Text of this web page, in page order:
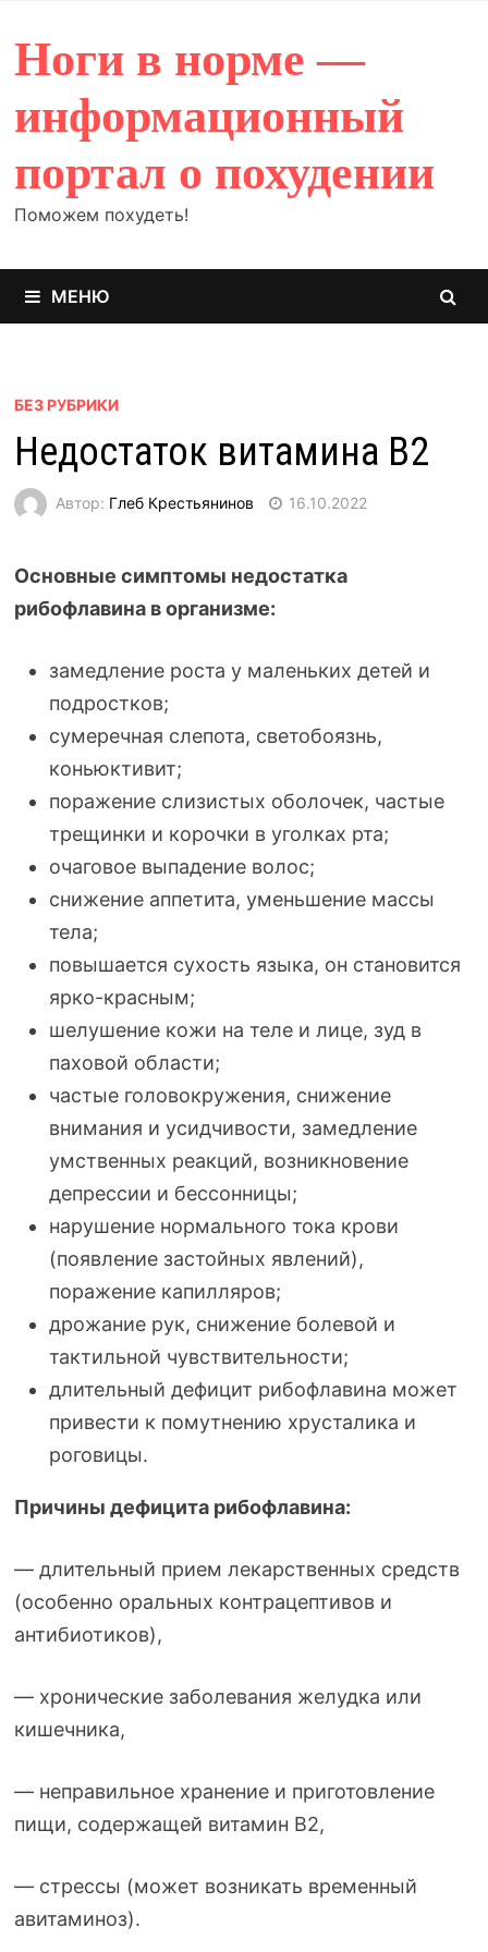
содержимому
Ноги в норме —
информационный
портал о похудении
Поможем похудеть!
МЕНЮ
БЕЗ РУБРИКИ
Недостаток витамина B2
Автор: Глеб Крестьянинов 16.10.2022
Основные симптомы недостатка
рибофлавина в организме:
замедление роста у маленьких детей и
подростков;
сумеречная слепота, светобоязнь,
коньюктивит;
поражение слизистых оболочек, частые
трещинки и корочки в уголках рта;
очаговое выпадение волос;
снижение аппетита, уменьшение массы
тела;
повышается сухость языка, он становится
ярко-красным;
шелушение кожи на теле и лице, зуд в
паховой области;
частые головокружения, снижение
внимания и усидчивости, замедление
умственных реакций, возникновение
депрессии и бессонницы;
нарушение нормального тока крови
(появление застойных явлений),
поражение капилляров;
дрожание рук, снижение болевой и
тактильной чувствительности;
длительный дефицит рибофлавина может
привести к помутнению хрусталика и
роговицы.
Причины дефицита рибофлавина:
— длительный прием лекарственных средств
(особенно оральных контрацептивов и
антибиотиков),
— хронические заболевания желудка или
кишечника,
— неправильное хранение и приготовление
пищи, содержащей витамин В2,
— стрессы (может возникать временный
авитаминоз).